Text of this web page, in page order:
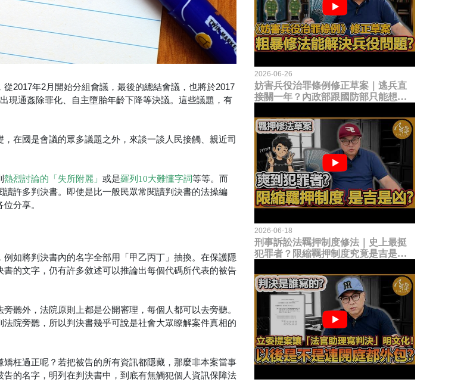
2017年2月開始分組會議，最後的總結會議，也將於2017
現通姦除罪化、自主墮胎年齡下降等決議。這些議題，有
在國是會議的眾多議題之外，來談一談人民接觸、親近司
熱烈討論的「失所附麗」 或是羅列10大難懂字詞等等。而
許多判決書。即使是比一般民眾常閱讀判決書的法操編
分享。
如將判決書內的名字全部用「甲乙丙丁」抽換。在保護隱
的文字，仍有許多敘述可以推論出每個代碼所代表的被告
聽外，法院原則上都是公開審理，每個人都可以去旁聽。
院旁聽，所以判決書幾乎可說是社會大眾瞭解案件真相的
枉過正呢？若把被告的所有資訊都隱藏，那麼非本案當事
的名字，明列在判決書中，到底有無觸犯個人資訊保障法
2026-06-26
妨害兵役治罪條例修正草案｜逃兵直
接關一年？內政部跟國防部只能想到
題？
2026-06-18
刑事訴訟法羈押制度修法｜史上最挺
犯罪者？限縮羈押制度究竟是吉是